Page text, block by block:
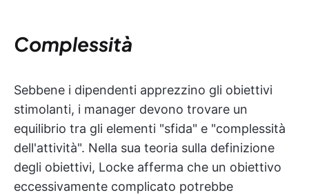
Complessità
Sebbene i dipendenti apprezzino gli obiettivi
stimolanti, i manager devono trovare un
equilibrio tra gli elementi "sfida" e "complessità
dell'attività". Nella sua teoria sulla definizione
degli obiettivi, Locke afferma che un obiettivo
eccessivamente complicato potrebbe